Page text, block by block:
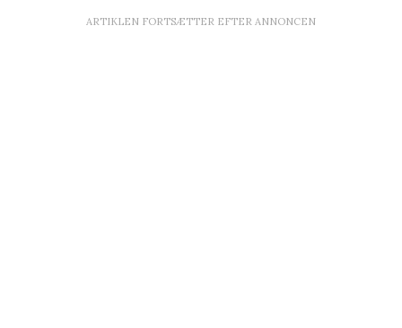
ARTIKLEN FORTSÆTTER EFTER ANNONCEN